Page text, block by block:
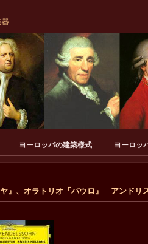
ヨーロッパの建築様式 ヨーロッ
』、オラトリオ『パウロ』 アンドリ